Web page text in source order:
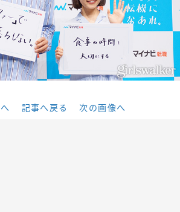
記事へ戻る 次の画像へ